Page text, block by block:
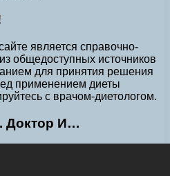
является справочно-
общедоступных источников
для принятия решения
применением диеты
с врачом-диетологом.
Доктор И…